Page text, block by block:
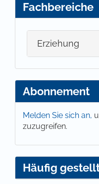
Fachbereiche
Erziehung
Abonnement
Melden Sie sich an,
zuzugreifen.
Häufig